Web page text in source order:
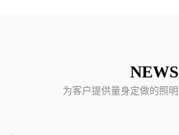
NEWS
为客户提供量身定做的照